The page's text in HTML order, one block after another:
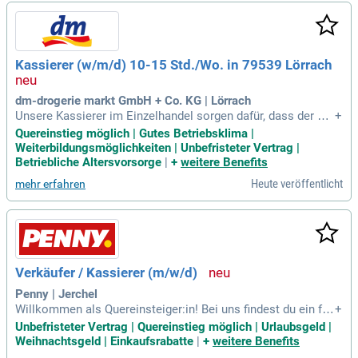
sere Kund:innen. Zudem gewährleisten Sie die Sauberkeit u
nd Ordnung im Markt sowie im Kassenbereich. Ideal ist eine
abgeschlossene kaufmännische Ausbildung im Einzelhande
l, wobei Begeisterung für Lebensmittel und Teamgeist eben
so gefragt sind. Bewerben Sie sich jetzt und werden Sie Teil
unseres dynamischen Teams!
Kassierer (w/m/d) 10-15 Std./Wo. in 79539 Lörrach
dm-drogerie markt GmbH + Co. KG | Lörrach
Unsere Kassierer im Einzelhandel sorgen dafür, dass der Be
zahlvorgang bei dm ein angenehmes Ende des Einkaufserle
bnisses darstellt. In flexiblen Schichten von Montag bis Sa
mstag kannst Du Deinen Beitrag leisten. Wir setzen auf eine
unden. Deine Hauptaufgaben umfassen das Kassieren, wo D
u direkten Kontakt zu unseren Kunden hast. Dabei garantier
st Du einen reibungslosen Abschluss ihres Einkaufs. Mit De
iner Hilfsbereitschaft machst Du den Besuch bei dm unverg
esslich.
+
Quereinstieg möglich | Gutes Betriebsklima |
Weiterbildungsmöglichkeiten | Unbefristeter Vertrag |
Betriebliche Altersvorsorge
+ weitere Benefits
mehr erfahren Heute veröffentlicht
Verkäufer / Kassierer (m/w/d)
Penny | Jerchel
Willkommen als Quereinsteiger:in! Bei uns findest du ein fre
undliches Team, das Wert auf einen respektvollen Umgang
miteinander legt. Wir suchen kund:innenfreundliche und eng
agierte Mitarbeitende, die gerne anpacken. Mit flexiblen Arb
+
Unbefristeter Vertrag | Quereinstieg möglich | Urlaubsgeld |
Weihnachtsgeld | Einkaufsrabatte | + weitere Benefits